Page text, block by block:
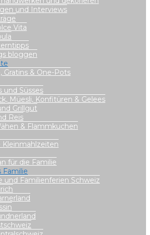
und Interviews
Vita
bloggen
Gratins & One-Pots
und Süsses
Müesli, Konfitüren & Gelees
Grillgut
Reis
& Flammkuchen
Kleinmahlzeiten
für die Familie
Familie
und Familienferien Schweiz